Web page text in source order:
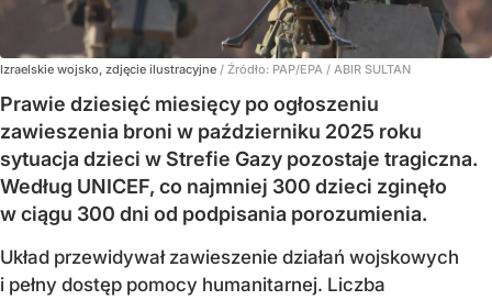
Izraelskie wojsko, zdjęcie ilustracyjne / Źródło: PAP/EPA / ABIR SULTAN
Prawie dziesięć miesięcy po ogłoszeniu
zawieszenia broni w październiku 2025 roku
sytuacja dzieci w Strefie Gazy pozostaje tragiczna.
Według UNICEF, co najmniej 300 dzieci zginęło
w ciągu 300 dni od podpisania porozumienia.
Układ przewidywał zawieszenie działań wojskowych
i pełny dostęp pomocy humanitarnej. Liczba